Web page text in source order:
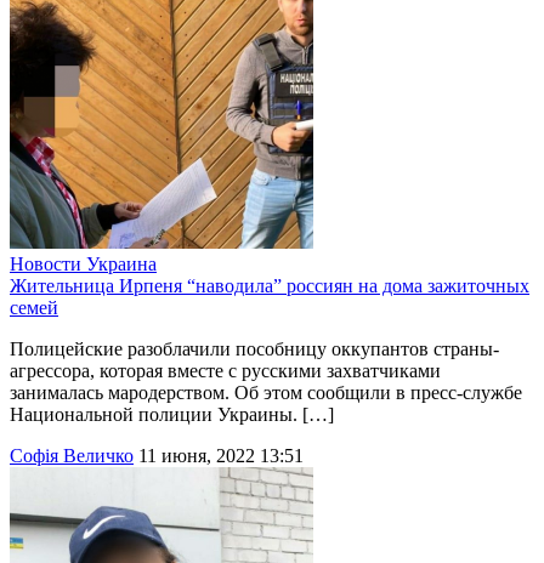
Новости Украина
Жительница Ирпеня “наводила” россиян на дома зажиточных
семей
Полицейские разоблачили пособницу оккупантов страны-
агрессора, которая вместе с русскими захватчиками
занималась мародерством. Об этом сообщили в пресс-службе
Национальной полиции Украины. […]
Софія Величко 11 июня, 2022 13:51